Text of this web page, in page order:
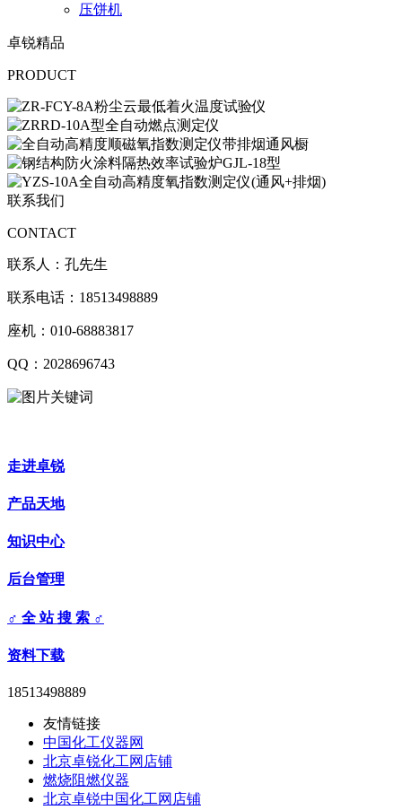
压饼机
卓锐精品
PRODUCT
联系我们
CONTACT
联系人：孔先生
联系电话：18513498889
座机：010-68883817
QQ：2028696743
走进卓锐
产品天地
知识中心
后台管理
♂ 全 站 搜 索 ♂
资料下载
18513498889
友情链接
中国化工仪器网
北京卓锐化工网店铺
燃烧阻燃仪器
北京卓锐中国化工网店铺